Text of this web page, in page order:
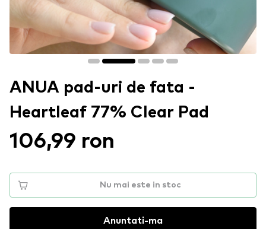
ANUA pad-uri de fata -
Heartleaf 77% Clear Pad
106,99 ron
Nu mai este in stoc
Anuntati-ma